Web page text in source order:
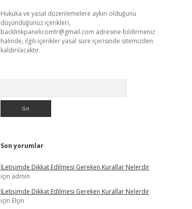
Hukuka ve yasal düzenlemelere aykırı olduğunu
düşündüğünüz içerikleri,
backlinkpanelicomtr@gmail.com adresine bildirmeniz
halinde, ilgili içerikler yasal süre içerisinde sitemizden
kaldırılacaktır.
Son yorumlar
İLetişimde Dikkat Edilmesi Gereken Kurallar Nelerdir
için admin
İLetişimde Dikkat Edilmesi Gereken Kurallar Nelerdir
için Elçin